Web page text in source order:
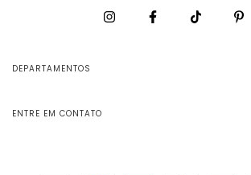
DEPARTAMENTOS
ENTRE EM CONTATO